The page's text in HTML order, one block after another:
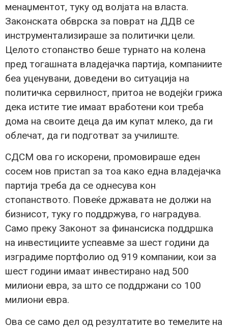
менаџментот, туку од волјата на власта.
Законската обврска за поврат на ДДВ се
инструментализираше за политички цели.
Целото стопанство беше турнато на колена
пред тогашната владејачка партија, компаниите
беа уценувани, доведени во ситуација на
политичка сервилност, притоа не водејќи грижа
дека истите тие имаат вработени кои треба
дома на своите деца да им купат млеко, да ги
облечат, да ги подготват за училиште.
СДСМ ова го искорени, промовираше еден
сосем нов пристап за тоа како една владејачка
партија треба да се однесува кон
стопанството. Повеќе државата не должи на
бизнисот, туку го поддржува, го наградува.
Само преку Законот за финансиска поддршка
на инвестициите успеавме за шест години да
изградиме портфолио од 919 компании, кои за
шест години имаат инвестирано над 500
милиони евра, за што се поддржани со 100
милиони евра.
Ова се само дел од резултатите во темелите на